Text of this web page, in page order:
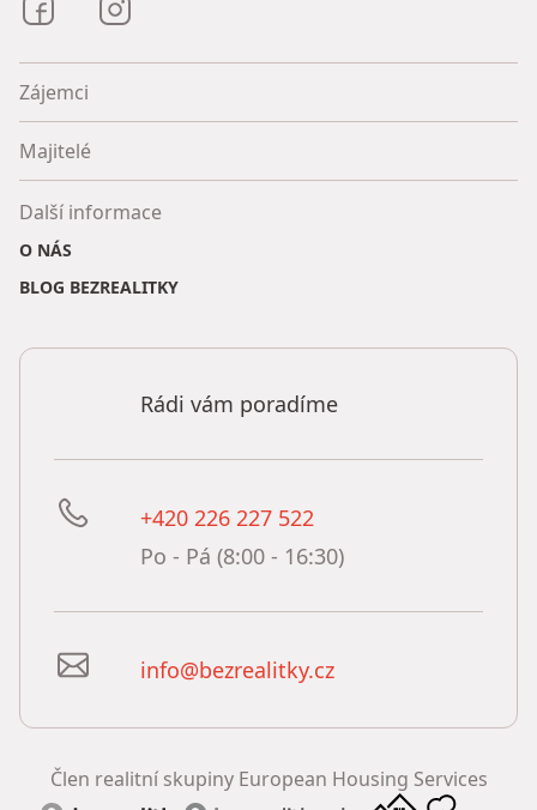
Bezrealitky na Facebooku
Zájemci
Majitelé
Další informace
O NÁS
BLOG BEZREALITKY
Rádi vám poradíme
+420 226 227 522
Po - Pá (8:00 - 16:30)
info@bezrealitky.cz
Člen realitní skupiny European Housing Services